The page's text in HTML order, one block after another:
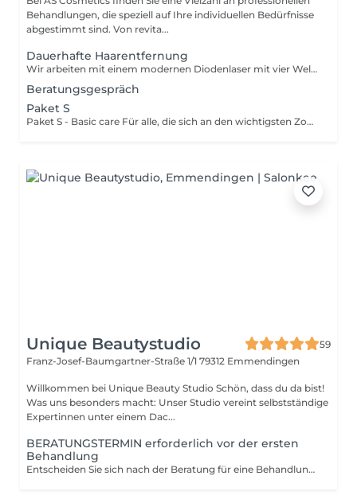
Behandlungen, die speziell auf Ihre individuellen Bedürfnisse
abgestimmt sind. Von revita...
Dauerhafte Haarentfernung
Wir arbeiten mit einem modernen Diodenlaser mit vier Wellenlängen, der eine gezielte und effektive Behandlung unterschiedlicher Haar- und Hauttypen ermöglicht. Die Laser Energie wirkt direkt an der Haarwurzel und unterstützt eine langfristige Reduktion des Haarwuchses. Die Behandlung ist präzise, hautschonend und wird individuell auf Haut- und Haarstruktur abgestimmt. Für ein optimales Ergebnis empfehlen wir mehrere Behandlungen in individuell festgelegten Abständen
Beratungsgespräch
Paket S
Paket S - Basic care Für alle, die sich an den wichtigsten Zonen dauerhaft glatte Haut wünschen. Dieses Paket kombiniert die meistgebuchten Bereiche und sorgt für ein gepflegtes, sauberes Hautgefühl - das ganze Jahr über. INHALT: Achseln, Intim & Unterschenkel Auch 10er Abonnement möglich (für alle Pakete) ⚜️ Effektive Haarreduktion mit modernem 4-Wellen-Diodenlaser ⚜️ Integrierte Kühlung für eine angenehme Behandlung ⚜️ Für langanhaltend glatte Haut BONUS: 1-2 Nachbehandlungen inklusive, falls vereinzelt Haare nachkommen Perfekt für deinen Einstieg in die dauerhafte Haarentfernung
Unique Beautystudio
59
Franz-Josef-Baumgartner-Straße 1/1 79312 Emmendingen
Willkommen bei Unique Beauty Studio Schön, dass du da bist!
Was uns besonders macht: Unser Studio vereint selbstständige
Expertinnen unter einem Dac...
BERATUNGSTERMIN erforderlich vor der ersten
Behandlung
Entscheiden Sie sich nach der Beratung für eine Behandlung, wird die Beratungsgebühr beim nächsten Termin vollständig mit den Behandlungskosten verrechnet